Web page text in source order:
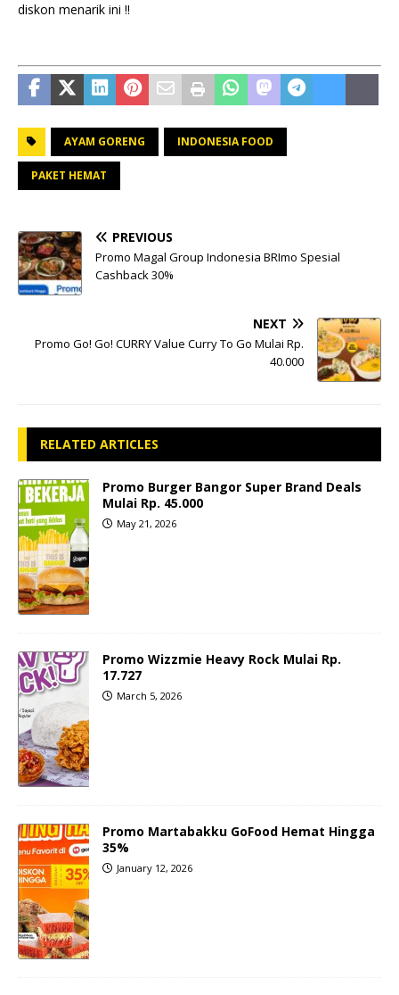
diskon menarik ini !!
AYAM GORENG INDONESIA FOOD
PAKET HEMAT
PREVIOUS
Promo Magal Group Indonesia BRImo Spesial
Cashback 30%
NEXT
Promo Go! Go! CURRY Value Curry To Go Mulai Rp.
40.000
RELATED ARTICLES
Promo Burger Bangor Super Brand Deals
Mulai Rp. 45.000
May 21, 2026
Promo Wizzmie Heavy Rock Mulai Rp.
17.727
March 5, 2026
Promo Martabakku GoFood Hemat Hingga
35%
January 12, 2026